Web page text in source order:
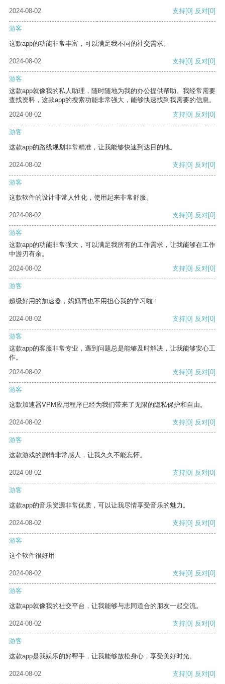
2024-08-02 支持[0] 反对[0]
游客
这款app的功能非常丰富，可以满足我不同的社交需求。
2024-08-02 支持[0] 反对[0]
游客
这款app就像我的私人助理，随时随地为我的办公提供帮助。我经常需要
查找资料，这款app的搜索功能非常强大，能够快速找到我需要的信息。
2024-08-02
支持[0] 反对[0]
游客
这款app的路线规划非常精准，让我能够快速到达目的地。
2024-08-02 支持[0] 反对[0]
游客
这款软件的设计非常人性化，使用起来非常舒服。
2024-08-02 支持[0] 反对[0]
游客
这款app的功能非常强大，可以满足我所有的工作需求，让我能够在工作
中游刃有余。
2024-08-02
支持[0] 反对[0]
游客
超级好用的加速器，妈妈再也不用担心我的学习啦！
2024-08-02 支持[0] 反对[0]
游客
这款app的客服非常专业，遇到问题总是能够及时解决，让我能够安心工
作。
2024-08-02
支持[0] 反对[0]
游客
这款加速器VPM应用程序已经为我们带来了无限的隐私保护和自由。
2024-08-02 支持[0] 反对[0]
游客
这款游戏的剧情非常感人，让我久久不能忘怀。
2024-08-02 支持[0] 反对[0]
游客
这款app的音乐资源非常优质，可以让我尽情享受音乐的魅力。
2024-08-02 支持[0] 反对[0]
游客
这个软件很好用
2024-08-02 支持[0] 反对[0]
游客
这款app就像我的社交平台，让我能够与志同道合的朋友一起交流。
2024-08-02 支持[0] 反对[0]
游客
这款app是我娱乐的好帮手，让我能够放松身心，享受美好时光。
2024-08-02 支持[0] 反对[0]